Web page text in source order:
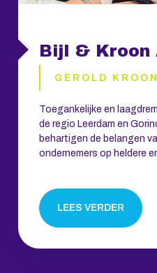
Bijl & Kroon
GEROLD KROON
Toegankelijke en
de regio Leerdam en
behartigen de belangen
ondernemers op heldere
LEES VERDER